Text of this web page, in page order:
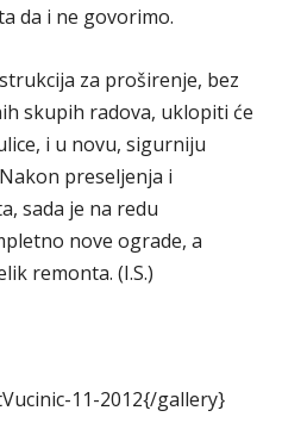
da i ne govorimo.
za proširenje, bez
skupih radova, uklopiti će
i u novu, sigurniju
preseljenja i
sada je na redu
nove ograde, a
remonta. (I.S.)
11-2012{/gallery}